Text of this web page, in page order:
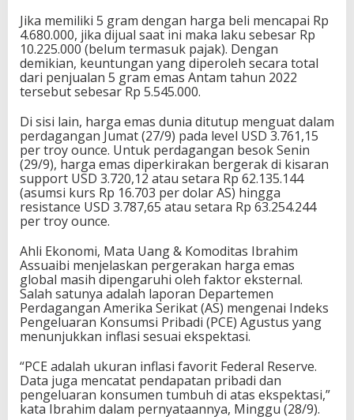
Jika memiliki 5 gram dengan harga beli mencapai Rp
4.680.000, jika dijual saat ini maka laku sebesar Rp
10.225.000 (belum termasuk pajak). Dengan
demikian, keuntungan yang diperoleh secara total
dari penjualan 5 gram emas Antam tahun 2022
tersebut sebesar Rp 5.545.000.
Di sisi lain, harga emas dunia ditutup menguat dalam
perdagangan Jumat (27/9) pada level USD 3.761,15
per troy ounce. Untuk perdagangan besok Senin
(29/9), harga emas diperkirakan bergerak di kisaran
support USD 3.720,12 atau setara Rp 62.135.144
(asumsi kurs Rp 16.703 per dolar AS) hingga
resistance USD 3.787,65 atau setara Rp 63.254.244
per troy ounce.
Ahli Ekonomi, Mata Uang & Komoditas Ibrahim
Assuaibi menjelaskan pergerakan harga emas
global masih dipengaruhi oleh faktor eksternal.
Salah satunya adalah laporan Departemen
Perdagangan Amerika Serikat (AS) mengenai Indeks
Pengeluaran Konsumsi Pribadi (PCE) Agustus yang
menunjukkan inflasi sesuai ekspektasi.
“PCE adalah ukuran inflasi favorit Federal Reserve.
Data juga mencatat pendapatan pribadi dan
pengeluaran konsumen tumbuh di atas ekspektasi,”
kata Ibrahim dalam pernyataannya, Minggu (28/9).